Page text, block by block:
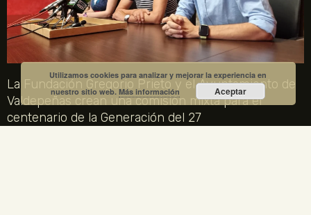
La Fundación Gregorio Prieto y el Ayuntamiento de
Valdepeñas crean una comisión mixta para el
centenario de la Generación del 27
Utilizamos cookies para analizar y mejorar la experiencia en
nuestro sitio web.Más información Aceptar